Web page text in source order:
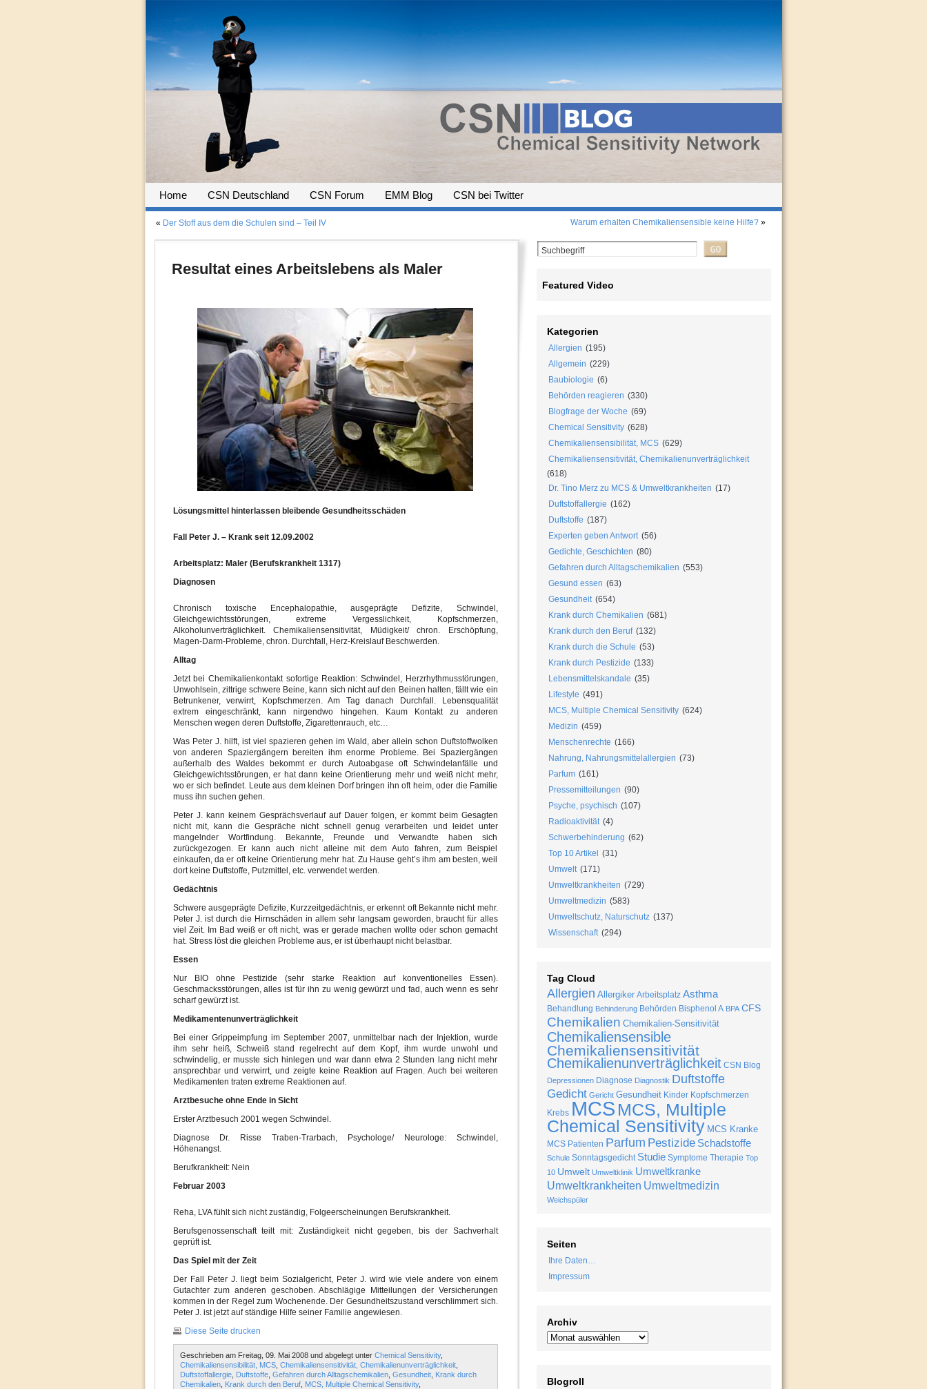
Home CSN Deutschland CSN Forum EMM Blog CSN bei Twitter
« Der Stoff aus dem die Schulen sind – Teil IV Warum erhalten Chemikaliensensible keine Hilfe?»
Resultat eines Arbeitslebens als Maler
Lösungsmittel hinterlassen bleibende Gesundheitsschäden
Fall Peter J. – Krank seit 12.09.2002
Arbeitsplatz: Maler (Berufskrankheit 1317)
Diagnosen
Chronisch toxische Encephalopathie, ausgeprägte Defizite, Schwindel,
Gleichgewichtsstörungen, extreme Vergesslichkeit, Kopfschmerzen,
Alkoholunverträglichkeit. Chemikaliensensitivität, Müdigkeit/ chron. Erschöpfung,
Magen-Darm-Probleme, chron. Durchfall, Herz-Kreislauf Beschwerden.
Alltag
Jetzt bei Chemikalienkontakt sofortige Reaktion: Schwindel, Herzrhythmusstörungen,
Unwohlsein, zittrige schwere Beine, kann sich nicht auf den Beinen halten, fällt wie ein
Betrunkener, verwirrt, Kopfschmerzen. Am Tag danach Durchfall.Lebensqualität
extrem eingeschränkt, kann nirgendwo hingehen. Kaum Kontakt zu anderen
Menschen wegen deren Duftstoffe, Zigarettenrauch, etc…
Was Peter J. hilft, ist viel spazieren gehen im Wald, aber allein schon Duftstoffwolken
von anderen Spaziergängern bereiten ihm enorme Probleme. Bei Spaziergängen
außerhalb des Waldes bekommt er durch Autoabgase oft Schwindelanfälle und
Gleichgewichtsstörungen, er hat dann keine Orientierung mehr und weiß nicht mehr,
wo er sich befindet. Leute aus dem kleinen Dorf bringen ihn oft heim, oder die Familie
muss ihn suchen gehen.
Peter J. kann keinem Gesprächsverlauf auf Dauer folgen, er kommt beim Gesagten
nicht mit, kann die Gespräche nicht schnell genug verarbeiten und leidet unter
mangelnder Wortfindung. Bekannte, Freunde und Verwandte haben sich
zurückgezogen. Er kann auch nicht alleine mit dem Auto fahren, zum Beispiel
einkaufen, da er oft keine Orientierung mehr hat. Zu Hause geht’s ihm am besten, weil
dort keine Duftstoffe, Putzmittel, etc. verwendet werden.
Gedächtnis
Schwere ausgeprägte Defizite, Kurzzeitgedächtnis, er erkennt oft Bekannte nicht mehr.
Peter J. ist durch die Hirnschäden in allem sehr langsam geworden, braucht für alles
viel Zeit. Im Bad weiß er oft nicht, was er gerade machen wollte oder schon gemacht
hat. Stress löst die gleichen Probleme aus, er ist überhaupt nicht belastbar.
Essen
Nur BIO ohne Pestizide (sehr starke Reaktion auf konventionelles Essen).
Geschmacksstörungen, alles ist für ihn zu wenig gewürzt und fad, auch wenn es sehr
scharf gewürzt ist.
Medikamentenunverträglichkeit
Bei einer Grippeimpfung im September 2007, unmittelbar nach der Injektion, wurde
ihm sehr heiß, Schweiß stand regelrecht auf dem Kopf, ihm wurde unwohl und
schwindelig, er musste sich hinlegen und war dann etwa 2 Stunden lang nicht mehr
ansprechbar und verwirrt, und zeigte keine Reaktion auf Fragen. Auch bei weiteren
Medikamenten traten extreme Reaktionen auf.
Arztbesuche ohne Ende in Sicht
Erster Arztbesuch 2001 wegen Schwindel.
Diagnose Dr. Risse Traben-Trarbach, Psychologe/ Neurologe: Schwindel,
Höhenangst.
Berufkrankheit: Nein
Februar 2003
Reha, LVA fühlt sich nicht zuständig, Folgeerscheinungen Berufskrankheit.
Berufsgenossenschaft teilt mit: Zuständigkeit nicht gegeben, bis der Sachverhalt
geprüft ist.
Das Spiel mit der Zeit
Der Fall Peter J. liegt beim Sozialgericht, Peter J. wird wie viele andere von einem
Gutachter zum anderen geschoben. Abschlägige Mitteilungen der Versicherungen
kommen in der Regel zum Wochenende. Der Gesundheitszustand verschlimmert sich.
Peter J. ist jetzt auf ständige Hilfe seiner Familie angewiesen.
Diese Seite drucken
Geschrieben am Freitag, 09. Mai 2008 und abgelegt unter Chemical Sensitivity,
Chemikaliensensibilität, MCS, Chemikaliensensitivität, Chemikalienunverträglichkeit,
Duftstoffallergie, Duftstoffe, Gefahren durch Alltagschemikalien, Gesundheit, Krank durch
Chemikalien, Krank durch den Beruf, MCS, Multiple Chemical Sensitivity,
Featured Video
Kategorien
Allergien (195)
Allgemein (229)
Baubiologie (6)
Behörden reagieren (330)
Blogfrage der Woche (69)
Chemical Sensitivity (628)
Chemikaliensensibilität, MCS (629)
Chemikaliensensitivität, Chemikalienunverträglichkeit
(618)
Dr. Tino Merz zu MCS & Umweltkrankheiten (17)
Duftstoffallergie (162)
Duftstoffe (187)
Experten geben Antwort (56)
Gedichte, Geschichten (80)
Gefahren durch Alltagschemikalien (553)
Gesund essen (63)
Gesundheit (654)
Krank durch Chemikalien (681)
Krank durch den Beruf (132)
Krank durch die Schule (53)
Krank durch Pestizide (133)
Lebensmittelskandale (35)
Lifestyle (491)
MCS, Multiple Chemical Sensitivity (624)
Medizin (459)
Menschenrechte (166)
Nahrung, Nahrungsmittelallergien (73)
Parfum (161)
Pressemitteilungen (90)
Psyche, psychisch (107)
Radioaktivität (4)
Schwerbehinderung (62)
Top 10 Artikel
(31)
Umwelt (171)
Umweltkrankheiten (729)
Umweltmedizin (583)
Umweltschutz, Naturschutz (137)
Wissenschaft (294)
Tag Cloud
Allergien Allergiker Arbeitsplatz Asthma
Behandlung Behinderung Behörden Bisphenol A BPA CFS
Chemikalien Chemikalien-Sensitivität
Chemikaliensensible
Chemikaliensensitivität
Chemikalienunverträglichkeit CSN Blog
Depressionen Diagnose Diagnostik Duftstoffe
Gedicht Gericht Gesundheit Kinder Kopfschmerzen
Krebs MCS MCS, Multiple
Chemical Sensitivity MCS Kranke
MCS Patienten Parfum Pestizide Schadstoffe
Schule Sonntagsgedicht Studie Symptome Therapie Top
10 Umwelt Umweltklinik Umweltkranke
Umweltkrankheiten Umweltmedizin
Weichspüler
Seiten
Ihre Daten…
Impressum
Archiv
Blogroll